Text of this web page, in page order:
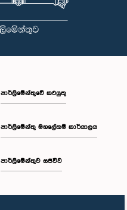
පාර්ලිමේන්තුවේ කටයුතු
පාර්ලිමේන්තු මහලේකම් කාර්යාලය
පාර්ලිමේන්තුව සජීවීව